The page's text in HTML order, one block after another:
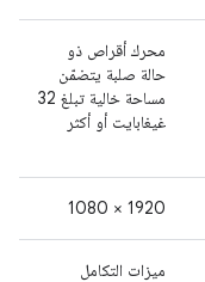
محرك أقراص ذو
حالة صلبة يتضمّن
مساحة خالية تبلغ 32
غيغابايت أو أكثر
1920 × 1080
ميزات التكامل